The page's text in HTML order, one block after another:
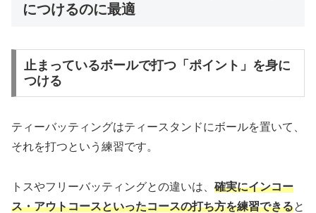
につけるのに最適
止まっているボールで打つ「ポイント」を身に
つける
ティーバッティングはティースタンドにボールを置いて、
それを打つという練習です。
トスやフリーバッティングとの違いは、 確実にインコー
ス・アウトコースといったコースの打ち方を練習できると